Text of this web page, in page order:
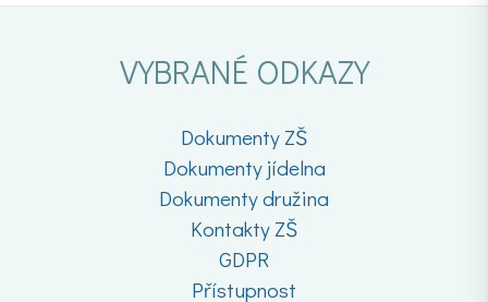
VYBRANÉ ODKAZY
Dokumenty ZŠ
Dokumenty jídelna
Dokumenty družina
Kontakty ZŠ
GDPR
Přístupnost